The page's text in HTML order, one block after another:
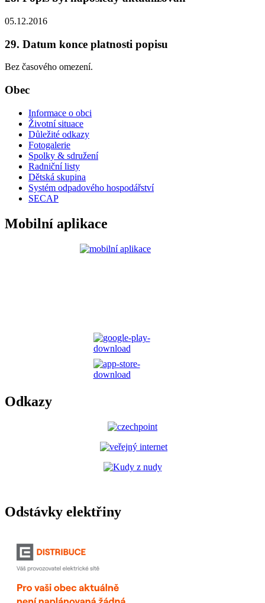
05.12.2016
29. Datum konce platnosti popisu
Bez časového omezení.
Obec
Informace o obci
Životní situace
Důležité odkazy
Fotogalerie
Spolky & sdružení
Radniční listy
Dětská skupina
Systém odpadového hospodářství
SECAP
Mobilní aplikace
Odkazy
Odstávky elektřiny